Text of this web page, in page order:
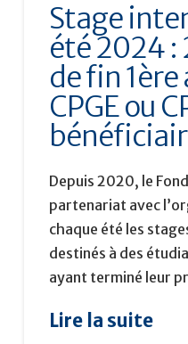
Stage
été 2024
de fin 1ère
CPGE ou
Depuis 2020, le
partenariat avec
chaque été les
destinés à des
ayant terminé leur
Lire la suite